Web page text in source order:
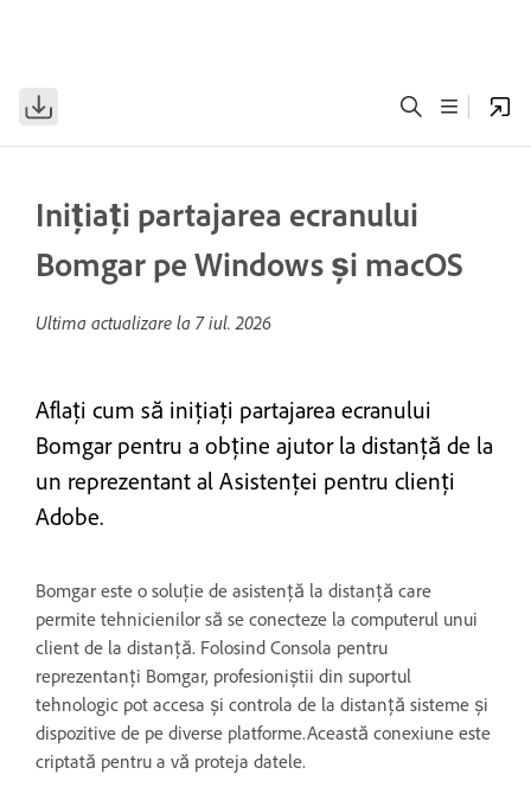
Inițiați partajarea ecranului
Bomgar pe Windows și macOS
Ultima actualizare la 7 iul. 2026
Aflați cum să inițiați partajarea ecranului
Bomgar pentru a obține ajutor la distanță de la
un reprezentant al Asistenței pentru clienți
Adobe.
Bomgar este o soluție de asistență la distanță care
permite tehnicienilor să se conecteze la computerul unui
client de la distanță. Folosind Consola pentru
reprezentanți Bomgar, profesioniștii din suportul
tehnologic pot accesa și controla de la distanță sisteme și
dispozitive de pe diverse platforme.Această conexiune este
criptată pentru a vă proteja datele.